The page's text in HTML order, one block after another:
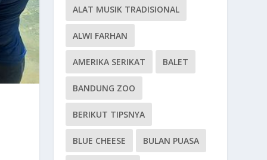
ALAT MUSIK TRADISIONAL
ALWI FARHAN
AMERIKA SERIKAT BALET
BANDUNG ZOO
BERIKUT TIPSNYA
BLUE CHEESE BULAN PUASA